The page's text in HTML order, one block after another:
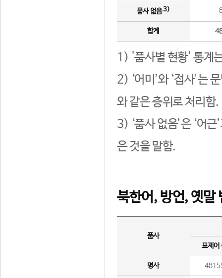
품사 없음3)
합계
1) '품사별 현황' 통계
2) ‘어미’와 ‘접사’는
와 같은 층위로 처리함.
3) ‘품사 없음’은 ‘어
은 것을 말함.
북한어, 방언, 옛말
품사
표제어
명사